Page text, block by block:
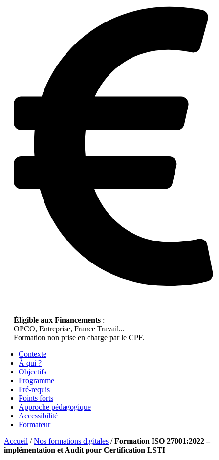
Éligible aux Financements :
OPCO, Entreprise, France Travail...
Formation non prise en charge par le CPF.
Contexte
À qui ?
Objectifs
Programme
Pré-requis
Points forts
Approche pédagogique
Accessibilité
Formateur
Accueil /Nos formations digitales /Formation ISO 27001:2022 –
implémentation et Audit pour Certification LSTI